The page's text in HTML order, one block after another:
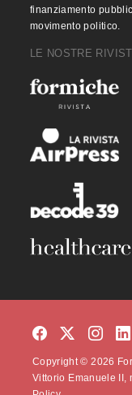
finanziamento
movimento politico.
LE NOSTRE
Copyright © 2026
Vittorio Emanuele II,